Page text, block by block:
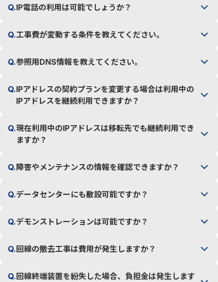
Q.IP電話の利用は可能でしょうか？
Q.工事費が変動する条件を教えてください。
Q.参照用DNS情報を教えてください。
Q.IPアドレスの契約プランを変更する場合は利用中の
IPアドレスを継続利用できますか？
Q.現在利用中のIPアドレスは移転先でも継続利用でき
ますか？
Q.障害やメンテナンスの情報を確認できますか？
Q.データセンターにも敷設可能ですか？
Q.デモンストレーションは可能ですか？
Q. 回線の撤去工事は費用が発生しますか？
Q. 回線終端装置を紛失した場合、負担金は発生します